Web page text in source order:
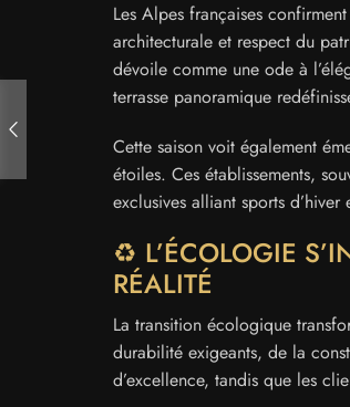
Les Alpes françaises
architecturale et respect du
dévoile comme une ode à
terrasse panoramique
Cette saison voit également
étoiles. Ces établissements,
exclusives alliant sports
♻️ L’ÉCOLOGIE
RÉALITÉ
La transition écologique
durabilité exigeants, de la
d’excellence, tandis que les